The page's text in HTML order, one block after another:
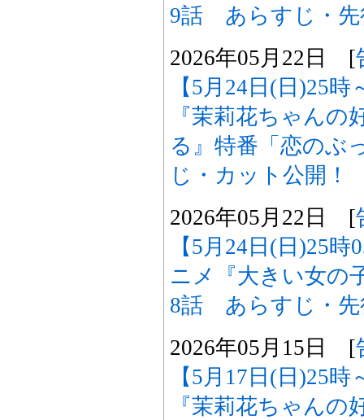
9話 あらすじ・先
2026年05月22日 [
【5月24日(日)25
『茉莉花ちゃん
る』特番「恋のぶ
じ・カット公開！
2026年05月22日 [
【5月24日(日)25
ニメ『大きい女の
8話 あらすじ・先
2026年05月15日 [
【5月17日(日)25
『茉莉花ちゃん